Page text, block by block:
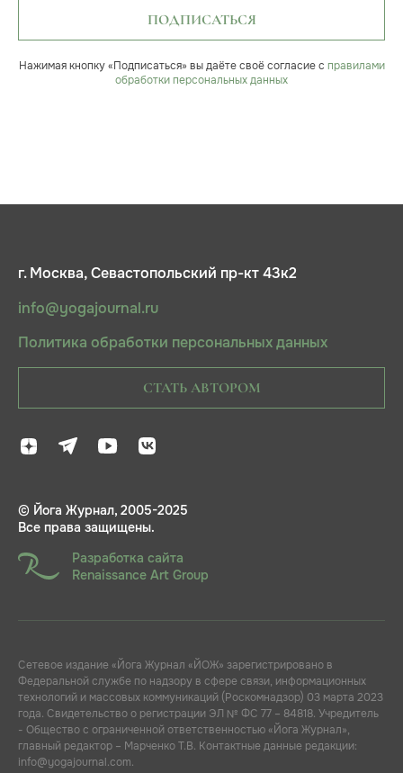
ПОДПИСАТЬСЯ
Нажимая кнопку «Подписаться» вы даёте своё согласие с правилами
обработки персональных данных
г. Москва, Севастопольский пр-кт 43к2
info@yogajournal.ru
Политика обработки персональных данных
СТАТЬ АВТОРОМ
© Йога Журнал, 2005-2025
Все права защищены.
Разработка сайта
Renaissance Art Group
Сетевое издание «Йога Журнал «ЙОЖ» зарегистрировано в
Федеральной службе по надзору в сфере связи, информационных
технологий и массовых коммуникаций (Роскомнадзор) 03 марта 2023
года. Свидетельство о регистрации ЭЛ № ФС 77 – 84818. Учредитель
- Общество с ограниченной ответственностью «Йога Журнал»,
главный редактор – Марченко Т.В. Контактные данные редакции:
info@yogajournal.com.